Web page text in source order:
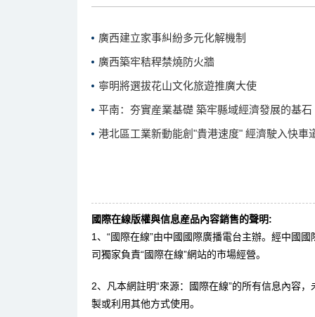
廣西建立家事糾紛多元化解機制
廣西築牢秸稈禁燒防火牆
寧明將選拔花山文化旅遊推廣大使
平南：夯實産業基礎 築牢縣域經濟發展的基石
港北區工業新動能創"貴港速度" 經濟駛入快車
國際在線版權與信息産品內容銷售的聲明:
1、“國際在線”由中國國際廣播電台主辦。經中國
司獨家負責“國際在線”網站的市場經營。
2、凡本網註明“來源：國際在線”的所有信息內容
製或利用其他方式使用。